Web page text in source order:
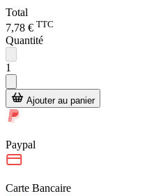
Total
7,78 € TTC
Quantité
1
Ajouter au panier
Paypal
Carte Bancaire